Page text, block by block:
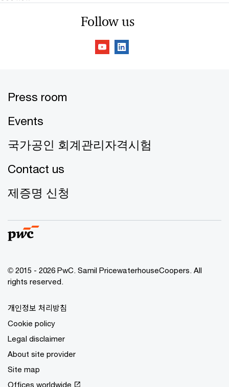
Follow us
Press room
Events
국가공인 회계관리자격시험
Contact us
제증명 신청
© 2015 - 2026 PwC. Samil PricewaterhouseCoopers. All
rights reserved.
개인정보 처리방침
Cookie policy
Legal disclaimer
About site provider
Site map
Offices worldwide